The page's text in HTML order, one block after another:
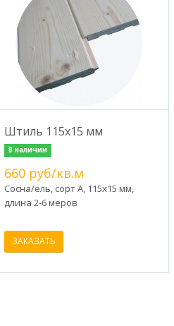
Штиль 115х15 мм
В наличии
660 руб/кв.м
Сосна/ель, сорт А, 115х15 мм,
длина 2-6 меров
ЗАКАЗАТЬ